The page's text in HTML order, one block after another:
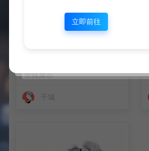
坐骑展示
立即前往